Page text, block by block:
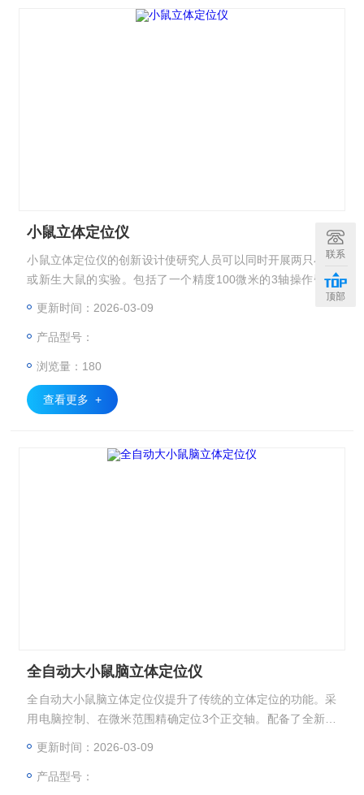
小鼠立体定位仪
小鼠立体定位仪的创新设计使研究人员可以同时开展两只小鼠
或新生大鼠的实验。包括了一个精度100微米的3轴操作臂、
更新时间：2026-03-09
产品型号：
浏览量：180
查看更多 +
全自动大小鼠脑立体定位仪
全自动大小鼠脑立体定位仪提升了传统的立体定位的功能。采
用电脑控制、在微米范围精确定位3个正交轴。配备了全新的
更新时间：2026-03-09
产品型号：
联系
顶部